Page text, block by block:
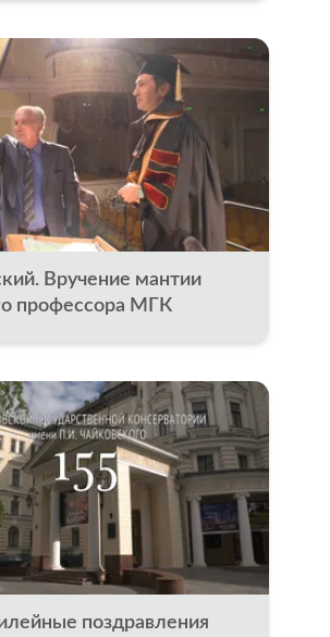
Вручение мантии
профессора МГК
поздравления